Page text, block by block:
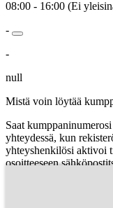
08:00 - 16:00 (Ei
-
-
null
Mistä voin löytää
Saat
yhteydessä, kun
yhteyshenkilösi aktivoi
osoitteeseen